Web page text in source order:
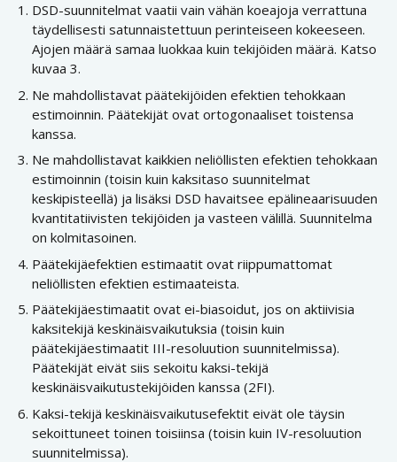
DSD-suunnitelmat vaatii vain vähän koeajoja verrattuna
täydellisesti satunnaistettuun perinteiseen kokeeseen.
Ajojen määrä samaa luokkaa kuin tekijöiden määrä. Katso
kuvaa 3.
Ne mahdollistavat päätekijöiden efektien tehokkaan
estimoinnin. Päätekijät ovat ortogonaaliset toistensa
kanssa.
Ne mahdollistavat kaikkien neliöllisten efektien tehokkaan
estimoinnin (toisin kuin kaksitaso suunnitelmat
keskipisteellä) ja lisäksi DSD havaitsee epälineaarisuuden
kvantitatiivisten tekijöiden ja vasteen välillä. Suunnitelma
on kolmitasoinen.
Päätekijäefektien estimaatit ovat riippumattomat
neliöllisten efektien estimaateista.
Päätekijäestimaatit ovat ei-biasoidut, jos on aktiivisia
kaksitekijä keskinäisvaikutuksia (toisin kuin
päätekijäestimaatit III-resoluution suunnitelmissa).
Päätekijät eivät siis sekoitu kaksi-tekijä
keskinäisvaikutustekijöiden kanssa (2FI).
Kaksi-tekijä keskinäisvaikutusefektit eivät ole täysin
sekoittuneet toinen toisiinsa (toisin kuin IV-resoluution
suunnitelmissa).